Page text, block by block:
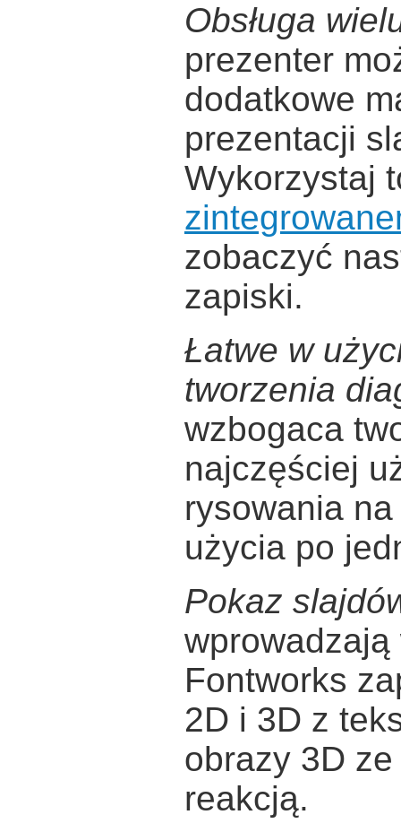
Obsługa
prezenter
dodatkowe
prezentacji
Wykorzystaj
zobaczyć
zapiski.
Łatwe w
tworzenia
wzbogaca
najczęściej
rysowania
użycia po
Pokaz
Fontworks
2D i 3D z
obrazy 3D
reakcją.